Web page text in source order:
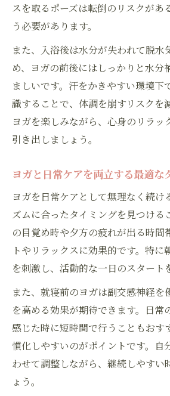
スを取るポーズは転倒のリスクがあ
う必要があります。
また、入浴後は水分が失われて脱水
め、ヨガの前後にはしっかりと水分
ましいです。汗をかきやすい環境下
識することで、体調を崩すリスクを
ヨガを楽しみながら、心身のリラッ
引き出しましょう。
ヨガと日常ケアを両立する最適な
ヨガを日常ケアとして無理なく続け
ズムに合ったタイミングを見つける
の目覚め時や夕方の疲れが出る時間
トやリラックスに効果的です。特に
を刺激し、活動的な一日のスタート
また、就寝前のヨガは副交感神経を
を高める効果が期待できます。日常
感じた時に短時間で行うこともおす
慣化しやすいのがポイントです。自
わせて調整しながら、継続しやすい
ょう。